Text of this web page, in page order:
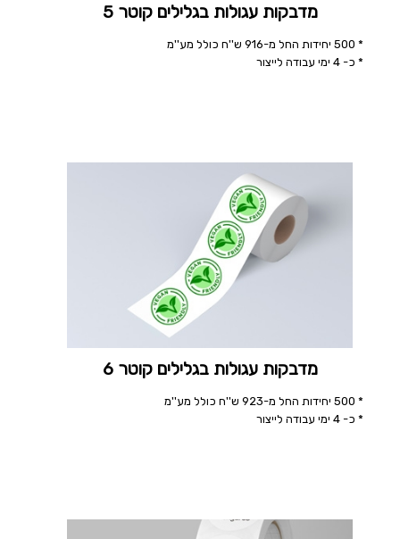
מדבקות עגולות בגלילים קוטר 5
* 500 יחידות החל מ-916 ש''ח כולל מע''מ
* כ- 4 ימי עבודה לייצור
מדבקות עגולות בגלילים קוטר 6
* 500 יחידות החל מ-923 ש''ח כולל מע''מ
* כ- 4 ימי עבודה לייצור